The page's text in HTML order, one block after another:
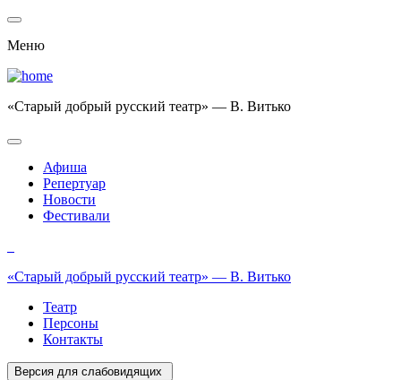
Меню
«Старый добрый русский театр» — В. Витько
Афиша
Репертуар
Новости
Фестивали
«Старый добрый русский театр» — В. Витько
Театр
Персоны
Контакты
Версия для слабовидящих